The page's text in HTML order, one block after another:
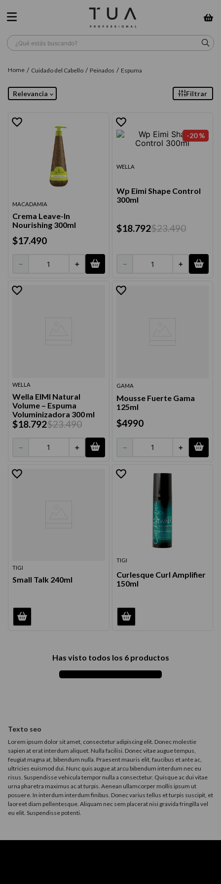
¿Qué estás buscando?
Cuidado del Cabello Peinados Espuma
Relevancia Filtrar
MACADAMIA
Crema Leave-In
Nourishing 300ml
$17.490
＋
－
-20 %
WELLA
Wp Eimi Shape Control
300ml
$18.792$23.490
＋
－
WELLA
Wella EIMI Natural
Volume – Espuma
Voluminizadora 300 ml
$18.792$23.490
＋
－
GAMA
Mousse Fuerte Gama
125ml
$4990
＋
－
TIGI
Small Talk 240ml
TIGI
Curlesque Curl Amplifier
150ml
Has visto todos los 6productos
Texto seo
Lorem ipsum dolor sit amet, consectetur adipiscing elit. Donec molestie
sapien at erat interdum aliquet. Nulla facilisi. Donec vitae augue tempus,
feugiat magna at, bibendum nulla. Praesent mauris elit, faucibus et ante ac,
ultricies euismod dui. Nunc quis augue at arcu bibendum interdum nec eu
risus. Suspendisse vehicula tempor nulla a consectetur. Quisque ac dui vitae
urna pharetra maximus ac at turpis. Aenean ullamcorper mollis ipsum ut
posuere. In interdum interdum finibus. Donec varius tellus et turpis suscipit, et
laoreet diam pellentesque. Aliquam nec sem placerat nisi gravida fringilla vel
eu elit. Suspendisse potenti.
TÉRMINOS MÁS BUSCADOS
1. wella
shampoo
cepillo
gama
8. loreal
9. acondicionador
10. protector térmico